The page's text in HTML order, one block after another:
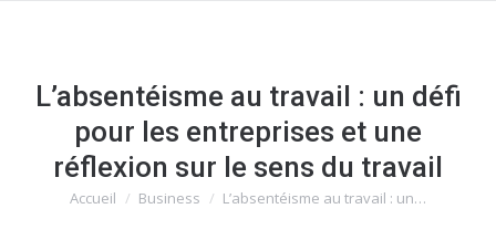
L’absentéisme au travail : un défi
pour les entreprises et une
réflexion sur le sens du travail
Vous êtes ici :
Accueil Business L’absentéisme au travail : un…